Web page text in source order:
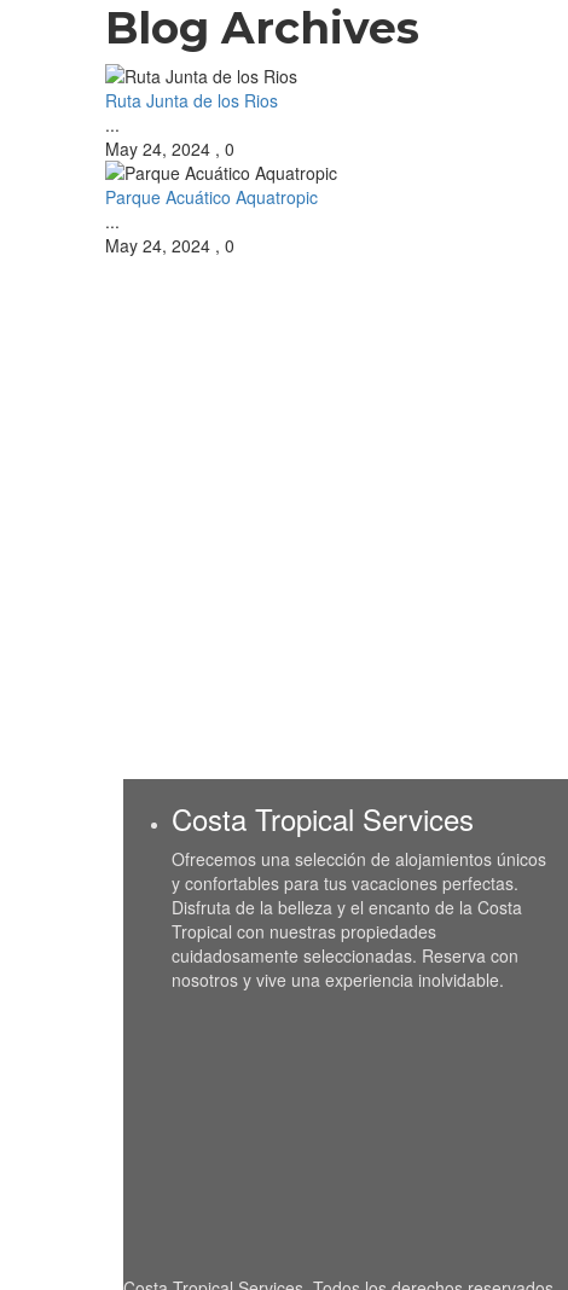
Blog Archives
Ruta Junta de los Rios
...
May 24, 2024 , 0
Parque Acuático Aquatropic
...
May 24, 2024 , 0
Costa Tropical Services
Ofrecemos una selección de alojamientos únicos
y confortables para tus vacaciones perfectas.
Disfruta de la belleza y el encanto de la Costa
Tropical con nuestras propiedades
cuidadosamente seleccionadas. Reserva con
nosotros y vive una experiencia inolvidable.